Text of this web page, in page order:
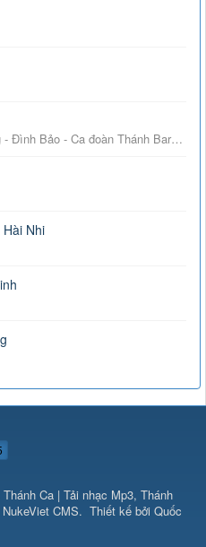
Quỳnh Vi - Thu Phương - Đình Bảo - Ca đoàn Thánh Barbara
Nhi
Thánh Ca | Tải nhạc Mp3, Thánh
NukeViet CMS. Thiết kế bởi Quốc